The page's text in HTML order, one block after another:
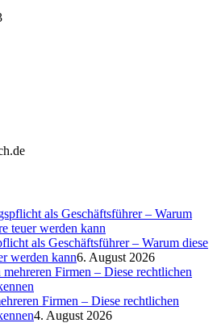
als Geschäftsführer – Warum diese
werden kann6. August 2026
Firmen – Diese rechtlichen
4. August 2026